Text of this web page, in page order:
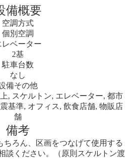
備概要
空調方式
個別空調
レベーター
2基
駐車台数
なし
備その他
, スケルトン, エレベーター, 都市
基準, オフィス, 飲食店舗, 物販店
舗
備考
ちろん、区画をつなげて使用する
談ください。（原則スケルトン渡